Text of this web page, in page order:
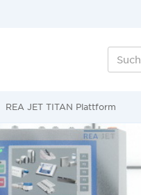
REA JET TITAN Plattform